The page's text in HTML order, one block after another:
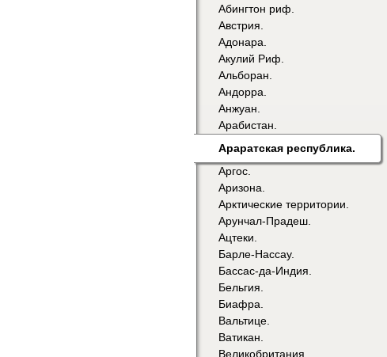
Абингтон риф.
Австрия.
Адонара.
Акулий Риф.
Альборан.
Андорра.
Анжуан.
Арабистан.
Араратская республика.
Аргос.
Аризона.
Арктические территории.
Арунчал-Прадеш.
Ацтеки.
Барле-Нассау.
Бассас-да-Индия.
Бельгия.
Биафра.
Вальтице.
Ватикан.
Великобритания.